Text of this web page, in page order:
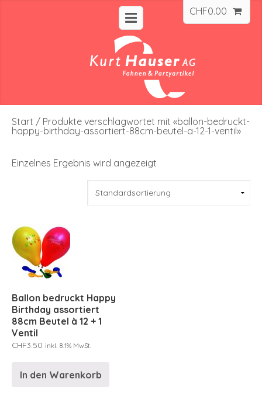
CHF0.00
Start / Produkte verschlagwortet mit «ballon-bedruckt-
happy-birthday-assortiert-88cm-beutel-a-12-1-ventil»
Einzelnes Ergebnis wird angezeigt
Ballon bedruckt Happy
Birthday assortiert
88cm Beutel à 12 + 1
Ventil
CHF3.50 inkl. 8.1% MwSt.
In den Warenkorb